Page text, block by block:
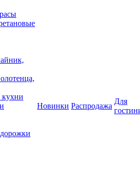
Новинки Распродажа
Для